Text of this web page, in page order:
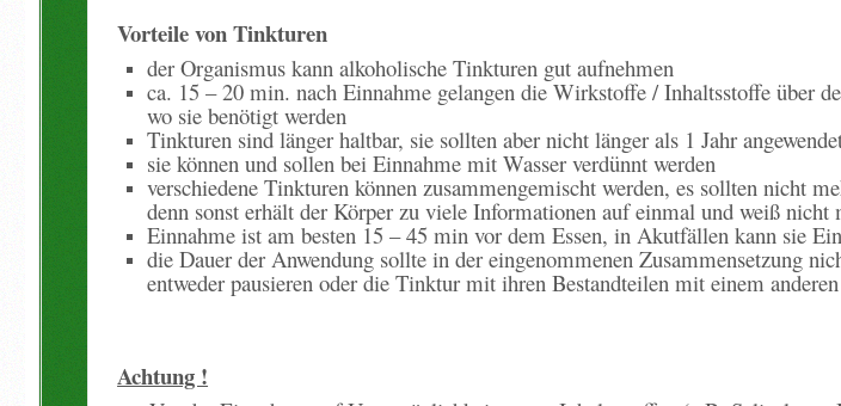
Vorteile von Tinkturen
der Organismus kann alkoholische Tinkturen gut aufnehmen
ca. 15 – 20 min. nach Einnahme gelangen die Wirkstoffe / Inhaltsstoffe über
wo sie benötigt werden
Tinkturen sind länger haltbar, sie sollten aber nicht länger als 1 Jahr
sie können und sollen bei Einnahme mit Wasser verdünnt werden
verschiedene Tinkturen können zusammengemischt werden, es sollten nicht
denn sonst erhält der Körper zu viele Informationen auf einmal und weiß nicht
Einnahme ist am besten 15 – 45 min vor dem Essen, in Akutfällen kann sie
die Dauer der Anwendung sollte in der eingenommenen Zusammensetzung
entweder pausieren oder die Tinktur mit ihren Bestandteilen mit einem
Achtung !